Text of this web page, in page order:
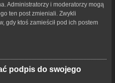
Administratorzy i moderatorzy mogą
ten post zmieniali. Zwykli
gdy ktoś zamieścił pod ich postem
podpis do swojego